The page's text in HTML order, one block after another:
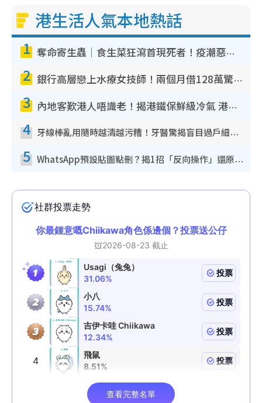
港生活人氣本地熱話
1 奪命寄生蟲｜食生菜狂瀉首現死者！疫潮惡化錄1.8萬宗病例 揭洗菜3大謬誤
2 銀行高層戀上水療女技師！兩個月借128萬驚覺「沉船」沉落火海 揭背後疑似邪教操控賣淫
3 內地客歎港人唔識老！揭港鐵保鮮級冷氣 港人求放過：咪投訴
4 牙線棒亂用隨時越清越污糟！牙醫驚揭盲目過戶細菌恐致蛀牙：呢種先係日常真保養
5 WhatsApp預設貼圖點刪？揭1招「反向操作」還原簡潔介面 附3步實測教學